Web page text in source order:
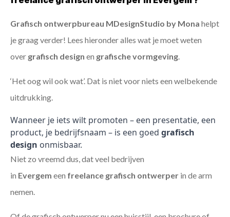
Grafisch ontwerpbureau MDesignStudio by Mona helpt
je graag verder! Lees hieronder alles wat je moet weten
over grafisch design en grafische vormgeving
‘Het oog wil ook wat’. Dat is niet voor niets een welbekende
uitdrukking.
Wanneer je iets wilt promoten – een presentatie, een
product, je bedrijfsnaam – is een goed grafisch
design onmisbaar.
Niet zo vreemd dus, dat veel bedrijven
in Evergem een freelance grafisch ontwerper in de arm
nemen.